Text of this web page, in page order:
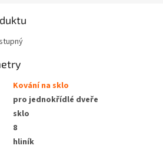
Kování na sklo
pro jednokřídlé dveře
sklo
8
hliník